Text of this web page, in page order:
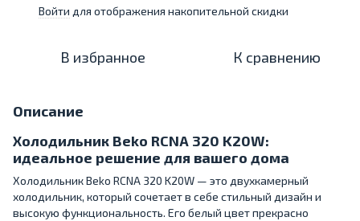
Войти для отображения накопительной скидки
В избранное К сравнению
Описание
Холодильник Beko RCNA 320 K20W:
идеальное решение для вашего дома
Холодильник Beko RCNA 320 K20W — это двухкамерный
холодильник, который сочетает в себе стильный дизайн и
высокую функциональность. Его белый цвет прекрасно